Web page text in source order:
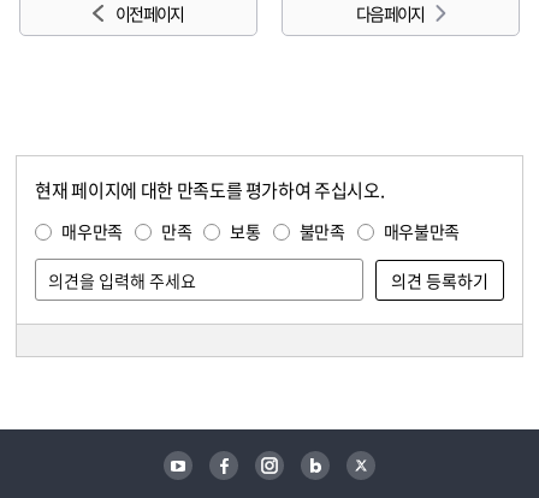
이전 페이지 다음 페이지
현재 페이지에 대한 만족도를 평가하여 주십시오.
매우만족 만족 보통 불만족 매우불만족
유튜브 페이스북 인스타그램 블로그 트위터